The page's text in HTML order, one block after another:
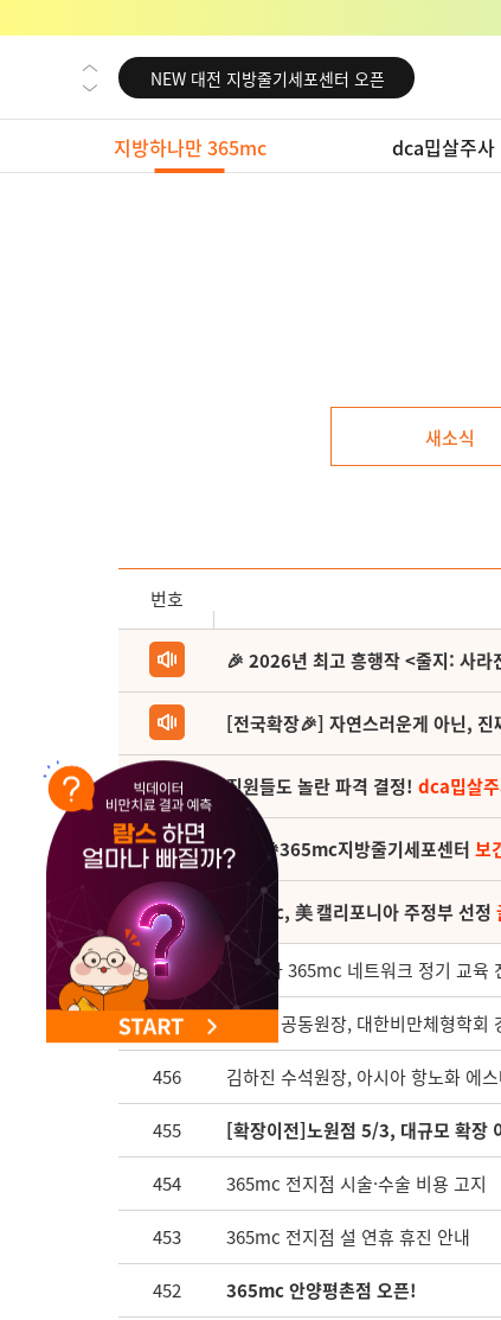
NEW 교대 지방줄기세포센터 오픈
NEW 대전 지방줄기세포센터 오픈
NEW 노원 지방줄기세포센터 오픈
NEW 미국 LA점 오픈
NEW 미국 LA점 오픈
지방하나만 365mc dca밉살주사
새소식
번호
🎉 2026년 최고 흥행작 <줄지: 사
[전국확장🎉] 자연스러운게 아닌, 진
직원들도 놀란 파격 결정! dca밉살
(축) 🎉365mc지방줄기세포센터 보
365mc, 美 캘리포니아 주정부 선정
458 제 21차 365mc 네트워크 정기 교육
457 조민영 공동원장, 대한비만체형학회
456 김하진 수석원장, 아시아 항노화 에
455 [확장이전]노원점 5/3, 대규모 확장
454 365mc 전지점 시술·수술 비용 고지
453 365mc 전지점 설 연휴 휴진 안내
452 365mc 안양평촌점 오픈!